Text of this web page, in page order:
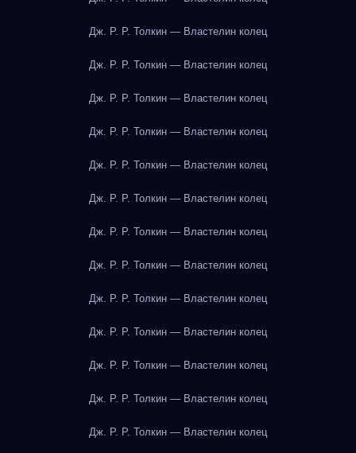
Дж. Р. Р. Толкин — Властелин колец
Дж. Р. Р. Толкин — Властелин колец
Дж. Р. Р. Толкин — Властелин колец
Дж. Р. Р. Толкин — Властелин колец
Дж. Р. Р. Толкин — Властелин колец
Дж. Р. Р. Толкин — Властелин колец
Дж. Р. Р. Толкин — Властелин колец
Дж. Р. Р. Толкин — Властелин колец
Дж. Р. Р. Толкин — Властелин колец
Дж. Р. Р. Толкин — Властелин колец
Дж. Р. Р. Толкин — Властелин колец
Дж. Р. Р. Толкин — Властелин колец
Дж. Р. Р. Толкин — Властелин колец